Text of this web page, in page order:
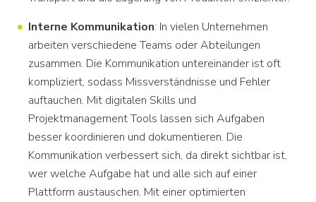
Interne Kommunikation: In vielen Unternehmen
arbeiten verschiedene Teams oder Abteilungen
zusammen. Die Kommunikation untereinander ist oft
kompliziert, sodass Missverständnisse und Fehler
auftauchen. Mit digitalen Skills und
Projektmanagement Tools lassen sich Aufgaben
besser koordinieren und dokumentieren. Die
Kommunikation verbessert sich, da direkt sichtbar ist,
wer welche Aufgabe hat und alle sich auf einer
Plattform austauschen. Mit einer optimierten